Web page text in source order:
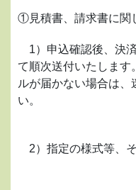
①見積書、請求書に関
1）申込確認後、決
て順次送付いたしま
ルが届かない場合は
い。
2）指定の様式等、